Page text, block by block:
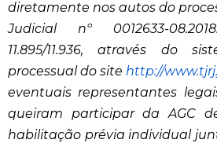
diretamente nos autos do
Judicial nº 0012633-
11.895/11.936, através do
processual do site http://
eventuais representantes
queiram participar da AGC
habilitação prévia individual